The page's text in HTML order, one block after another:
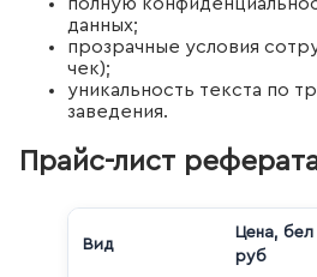
полную
данных;
прозрачные условия
чек);
уникальность текста по
заведения.
Прайс-лист
Вид
Цена, бел
руб